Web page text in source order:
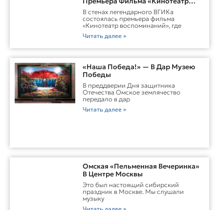
Воспоминаний»
В стенах легендарного ВГИКа
состоялась премьера фильма
«Кинотеатр воспоминаний», где
Читать далее »
«Наша Победа!» — В Дар Музею
Победы
В преддверии Дня защитника
Отечества Омское землячество
передало в дар
Читать далее »
Омская «Пельменная Вечеринка»
В Центре Москвы
Это был настоящий сибирский
праздник в Москве. Мы слушали
музыку